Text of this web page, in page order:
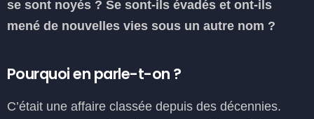
se sont noyés ? Se sont-ils évadés et ont-ils
mené de nouvelles vies sous un autre nom ?
Pourquoi en parle-t-on ?
C’était une affaire classée depuis des décennies.